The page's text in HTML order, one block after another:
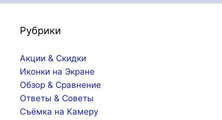
Рубрики
Акции & Скидки
Иконки на Экране
Обзор & Сравнение
Ответы & Советы
Съёмка на Камеру